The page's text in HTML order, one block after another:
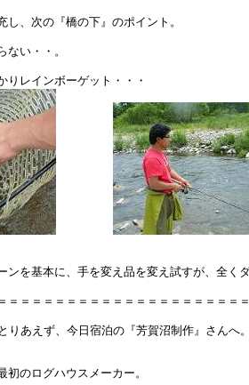
、次の『橋の下』のポイント。
ない・・。
りレインボーゲット・・・
ンを基本に、手を変え品を変え試すが、全く
＝＝＝＝＝＝＝＝＝＝＝＝＝＝＝＝＝＝＝＝
あえず、今日宿泊の『芳賀沼制作』さんへ
のログハウスメーカー。